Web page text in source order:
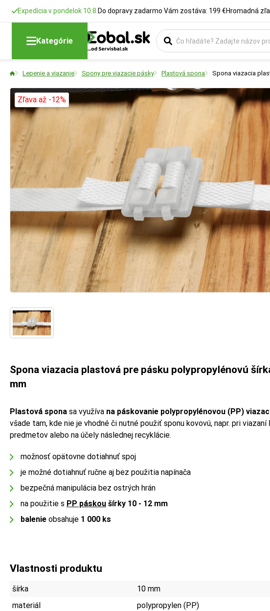
Expedícia v pondelok 10.8. Do dopravy zadarmo Vám zostáva: 199 €Hromadná
Kategórie
Lepenie a viazanie Spony pre viazacie pásky Plastová spona Spona viazacia
Zľava až -12%
Spona viazacia plastová pre pásku polypropylénovú
mm
Plastová spona sa využíva na páskovanie polypropylénovou (PP)
všade tam, kde nie je vhodné či nutné použiť sponu kovovú, napr. pri viazaní
predmetov alebo na účely následnej recyklácie.
možnosť opätovne dotiahnuť spoj
je možné dotiahnuť ručne aj bez použitia napínača
bezpečná manipulácia bez ostrých hrán
na použitie s PP páskou šírky 10 - 12 mm
balenie obsahuje 1 000 ks
Vlastnosti produktu
šírka
10 mm
materiál
polypropylen (PP)